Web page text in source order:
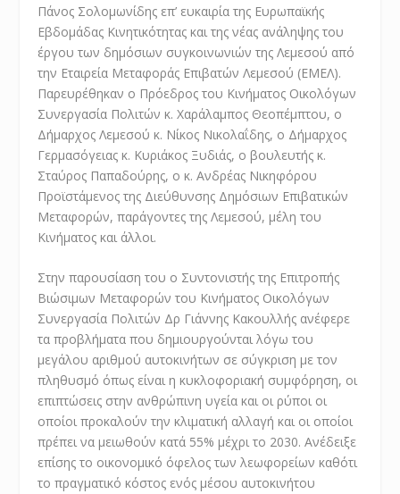
Πάνος Σολομωνίδης επ’ ευκαιρία της Ευρωπαϊκής
Εβδομάδας Κινητικότητας και της νέας ανάληψης του
έργου των δημόσιων συγκοινωνιών της Λεμεσού από
την Εταιρεία Μεταφοράς Επιβατών Λεμεσού (ΕΜΕΛ).
Παρευρέθηκαν ο Πρόεδρος του Κινήματος Οικολόγων
Συνεργασία Πολιτών κ. Χαράλαμπος Θεοπέμπτου, ο
Δήμαρχος Λεμεσού κ. Νίκος Νικολαΐδης, ο Δήμαρχος
Γερμασόγειας κ. Κυριάκος Ξυδιάς, ο βουλευτής κ.
Σταύρος Παπαδούρης, ο κ. Ανδρέας Νικηφόρου
Προϊστάμενος της Διεύθυνσης Δημόσιων Επιβατικών
Μεταφορών, παράγοντες της Λεμεσού, μέλη του
Κινήματος και άλλοι.
Στην παρουσίαση του ο Συντονιστής της Επιτροπής
Βιώσιμων Μεταφορών του Κινήματος Οικολόγων
Συνεργασία Πολιτών Δρ Γιάννης Κακουλλής ανέφερε
τα προβλήματα που δημιουργούνται λόγω του
μεγάλου αριθμού αυτοκινήτων σε σύγκριση με τον
πληθυσμό όπως είναι η κυκλοφοριακή συμφόρηση, οι
επιπτώσεις στην ανθρώπινη υγεία και οι ρύποι οι
οποίοι προκαλούν την κλιματική αλλαγή και οι οποίοι
πρέπει να μειωθούν κατά 55% μέχρι το 2030. Ανέδειξε
επίσης το οικονομικό όφελος των λεωφορείων καθότι
το πραγματικό κόστος ενός μέσου αυτοκινήτου